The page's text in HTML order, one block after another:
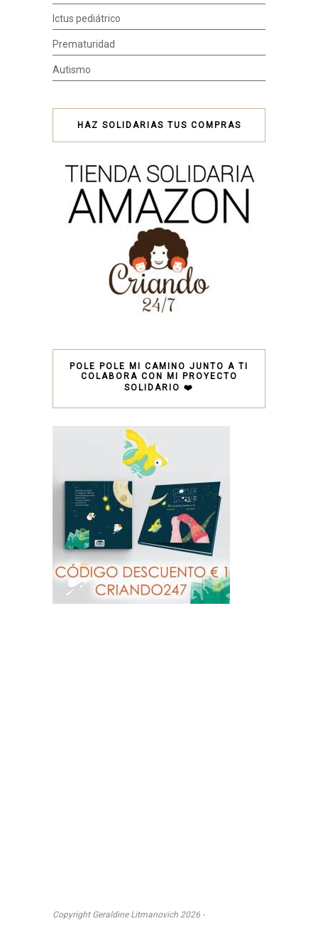
Ictus pediátrico
Prematuridad
Autismo
HAZ SOLIDARIAS TUS COMPRAS
POLE POLE MI CAMINO JUNTO A TI
COLABORA CON MI PROYECTO
SOLIDARIO ❤️
Copyright Geraldine Litmanovich 2026 -